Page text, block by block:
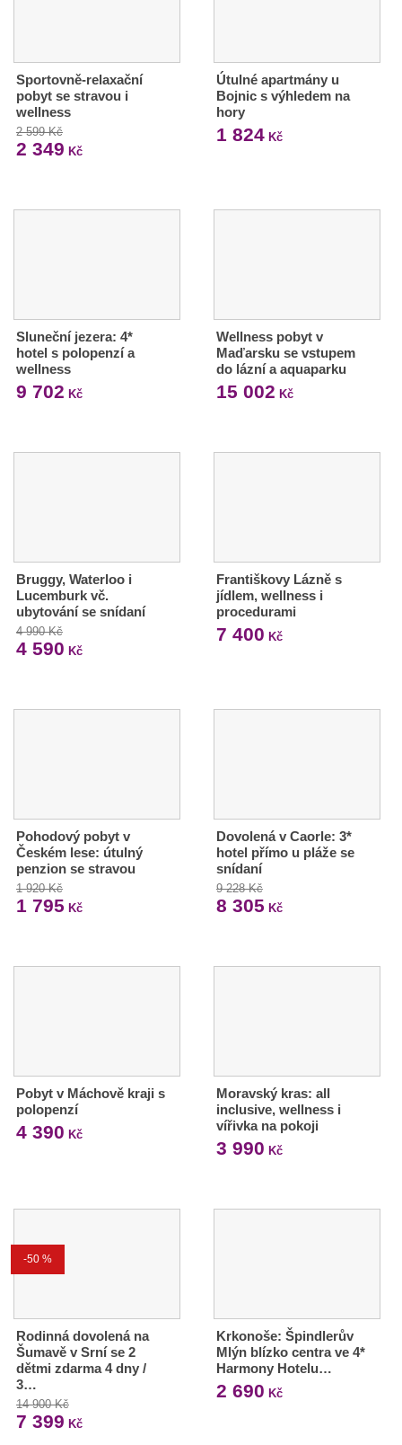
Sportovně-relaxační
pobyt se stravou i
wellness
2 599 Kč
2 349 Kč
Útulné apartmány u
Bojnic s výhledem na
hory
1 824Kč
Sluneční jezera: 4*
hotel s polopenzí a
wellness
9 702 Kč
Wellness pobyt v
Maďarsku se vstupem
do lázní a aquaparku
15 002 Kč
Bruggy, Waterloo i
Lucemburk vč.
ubytování se snídaní
4 990 Kč
4 590 Kč
Františkovy Lázně s
jídlem, wellness i
procedurami
7 400 Kč
Pohodový pobyt v
Českém lese: útulný
penzion se stravou
1 920 Kč
1 795 Kč
Dovolená v Caorle: 3*
hotel přímo u pláže se
snídaní
9 228 Kč
8 305 Kč
Pobyt v Máchově kraji s
polopenzí
4 390 Kč
Moravský kras: all
inclusive, wellness i
vířivka na pokoji
3 990 Kč
-50 %
Rodinná dovolená na
Šumavě v Srní se 2
dětmi zdarma 4 dny /
3…
14 900 Kč
7 399 Kč
Krkonoše: Špindlerův
Mlýn blízko centra ve 4*
Harmony Hotelu…
2 690 Kč